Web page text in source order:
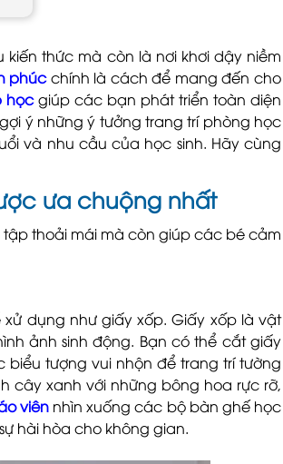
thức mà còn là nơi khơi dậy niềm
phúcchính là cách để mang đến cho
họcgiúp các bạn phát triển toàn diện
ý những ý tưởng trang trí phòng học
và nhu cầu của học sinh. Hãy cùng
ưa chuộng nhất
thoải mái mà còn giúp các bé cảm
dụng như giấy xốp. Giấy xốp là vật
ảnh sinh động. Bạn có thể cắt giấy
tượng vui nhộn để trang trí tường
cây xanh với những bông hoa rực rỡ,
viên nhìn xuống các bộ bàn ghế học
hài hòa cho không gian.